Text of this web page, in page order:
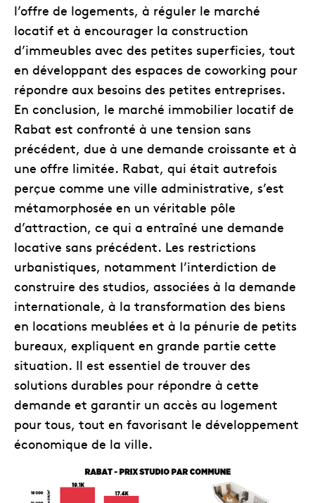
l’offre de logements, à réguler le marché
locatif et à encourager la construction
d’immeubles avec des petites superficies, tout
en développant des espaces de coworking pour
répondre aux besoins des petites entreprises.
En conclusion, le marché immobilier locatif de
Rabat est confronté à une tension sans
précédent, due à une demande croissante et à
une offre limitée. Rabat, qui était autrefois
perçue comme une ville administrative, s’est
métamorphosée en un véritable pôle
d’attraction, ce qui a entraîné une demande
locative sans précédent. Les restrictions
urbanistiques, notamment l’interdiction de
construire des studios, associées à la demande
internationale, à la transformation des biens
en locations meublées et à la pénurie de petits
bureaux, expliquent en grande partie cette
situation. Il est essentiel de trouver des
solutions durables pour répondre à cette
demande et garantir un accès au logement
pour tous, tout en favorisant le développement
économique de la ville.